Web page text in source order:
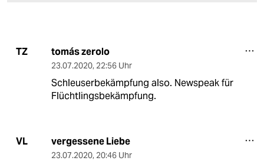
TZ tomás zerolo
23.07.2020, 22:56 Uhr
Schleuserbekämpfung also. Newspeak für
Flüchtlingsbekämpfung.
VL vergessene Liebe
23.07.2020, 20:46 Uhr